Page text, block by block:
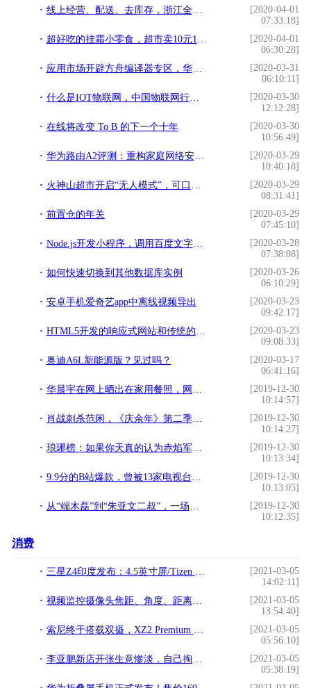
线上经营、配送、去库存，浙江全力支持餐饮企业渡过难关
[2020-04-01
07:33:18]
超好吃的挂霜小零食，超市卖10元1斤，教你在家做，成本只要2块钱
[2020-04-01
06:30:28]
应用市场开辟方舟编译器专区，华为加速构建应用生态
[2020-03-31
06:10:11]
什么是IOT物联网，中国物联网行业应用现状，未来十大发展方向
[2020-03-30
12:12:28]
在线将改变 To B 的下一个十年
[2020-03-30
10:56:49]
华为路由A2评测：重构家庭网络安全 让家庭更加智能
[2020-03-29
10:40:18]
火神山超市开启“无人模式”，可口可乐有了草莓味｜奇扒说0205
[2020-03-29
08:31:41]
前置仓的年关
[2020-03-29
07:45:10]
Node.js开发小程序，调用百度文字识别接口实现图文识别
[2020-03-28
07:38:08]
如何快速切换到其他数据库实例
[2020-03-26
06:10:29]
安卓手机爱奇艺app中离线视频导出
[2020-03-23
09:42:17]
HTML5开发的响应式网站和传统的网站相比到底有什么优势？
[2020-03-23
09:08:33]
奥迪A6L新能源版？见过吗？
[2020-03-17
06:41:16]
华晨宇在网上晒出在家用餐照，网友说他的餐具我们用不起
[2019-12-30
10:14:57]
肖战刺杀范闲，《庆余年》第二季不续签？导演怕是“别有用心”
[2019-12-30
10:14:27]
琅琊榜：如果你天真的认为赤焰军不会造反，那就大错特错了
[2019-12-30
10:13:34]
9.9分的B站爆款，曾被13家电视台拒播
[2019-12-30
10:13:05]
从“端木磊”到“朱亚文二叔”，一场大火后，俞灏明到底怎么了？
[2019-12-30
10:12:35]
消费
三星Z4印度发布：4.5英寸屏/Tizen 3.0!
[2021-03-05
14:02:11]
视频监控摄像头焦距、角度、距离参考值!
[2021-03-05
13:54:40]
索尼终于搭载双摄，XZ2 Premium 国行7月2日预售，多少钱你会买？!
[2021-03-05
05:56:10]
李亚鹏新店开张生意惨淡，自己掏腰包请客会友，胡子拉碴星味全无!
[2021-03-05
05:38:19]